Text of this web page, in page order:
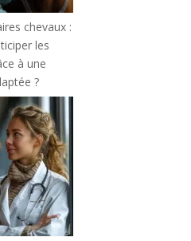
chevaux :
les
à une
?